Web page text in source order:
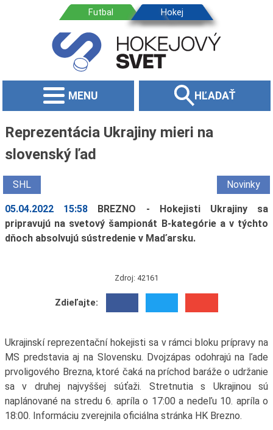
MENU HĽADAŤ
Reprezentácia Ukrajiny mieri na
slovenský ľad
SHL Novinky
05.04.2022 15:58
BREZNO - Hokejisti Ukrajiny sa
pripravujú na svetový šampionát B-kategórie a v týchto
dňoch absolvujú sústredenie v Maďarsku.
Zdroj: 42161
Zdieľajte:
Ukrajinskí reprezentační hokejisti sa v rámci bloku prípravy na
MS predstavia aj na Slovensku. Dvojzápas odohrajú na ľade
prvoligového Brezna, ktoré čaká na príchod baráže o udržanie
sa v druhej najvyššej súťaži. Stretnutia s Ukrajinou sú
naplánované na stredu 6. apríla o 17:00 a nedeľu 10. apríla o
18:00. Informáciu zverejnila oficiálna stránka HK Brezno.